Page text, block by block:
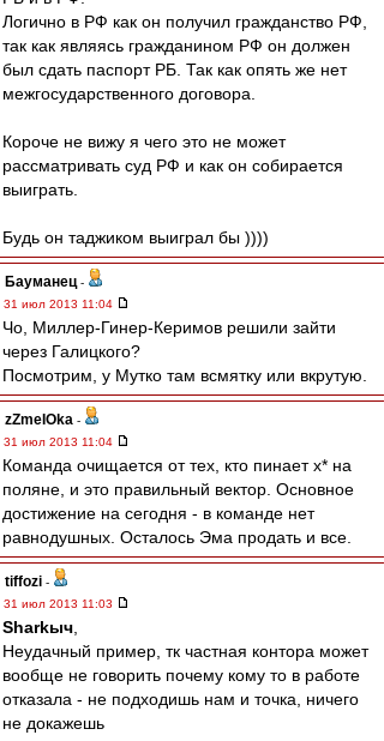
Логично в РФ как он получил гражданство РФ,
так как являясь гражданином РФ он должен
был сдать паспорт РБ. Так как опять же нет
межгосударственного договора.
Короче не вижу я чего это не может
рассматривать суд РФ и как он собирается
выиграть.
Будь он таджиком выиграл бы ))))
Бауманец -
31 июл 2013 11:04
Чо, Миллер-Гинер-Керимов решили зайти
через Галицкого?
Посмотрим, у Мутко там всмятку или вкрутую.
zZmeIOka -
31 июл 2013 11:04
Команда очищается от тех, кто пинает х* на
поляне, и это правильный вектор. Основное
достижение на сегодня - в команде нет
равнодушных. Осталось Эма продать и все.
tiffozi -
31 июл 2013 11:03
Sharkыч
Неудачный пример, тк частная контора может
вообще не говорить почему кому то в работе
отказала - не подходишь нам и точка, ничего
не докажешь